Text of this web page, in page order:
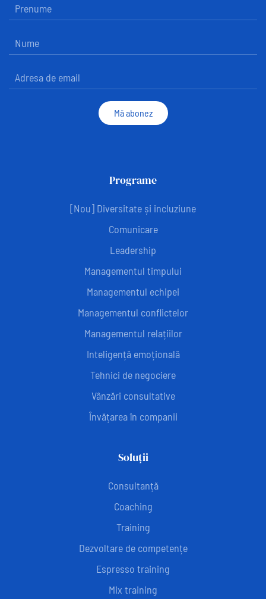
Mă abonez
Programe
[Nou] Diversitate și incluziune
Comunicare
Leadership
Managementul timpului
Managementul echipei
Managementul conflictelor
Managementul relațiilor
Inteligență emoțională
Tehnici de negociere
Vânzări consultative
Învățarea în companii
Soluții
Consultanță
Coaching
Training
Dezvoltare de competențe
Espresso training
Mix training